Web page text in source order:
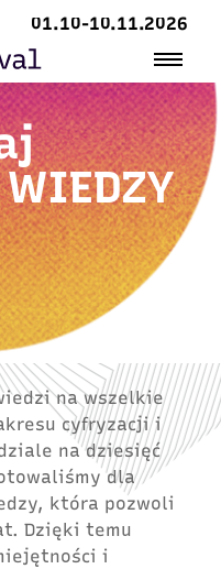
01.10-10.11.2026
na wszelkie
cyfryzacji i
na dziesięć
dla
która pozwoli
Dzięki temu
i